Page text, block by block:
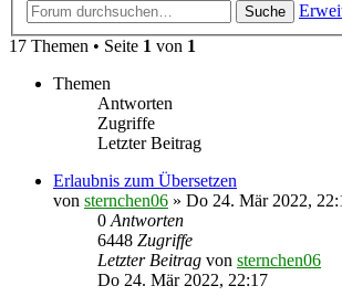
Suche
17 Themen • Seite 1 von 1
Themen
Antworten
Zugriffe
Letzter Beitrag
Erlaubnis zum Übersetzen
von sternchen06 » Do 24. Mär 2022,
0 Antworten
6448 Zugriffe
Letzter Beitrag von sternchen06
Do 24. Mär 2022, 22:17